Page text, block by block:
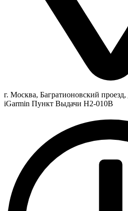
г. Москва, Багратионовский
iGarmin Пункт Выдачи Н2-010В